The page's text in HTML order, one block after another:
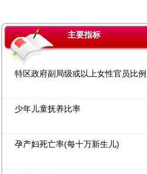
主要指标
特区政府副局级或以上女性官员比例
少年儿童抚养比率
孕产妇死亡率(每十万新生儿)